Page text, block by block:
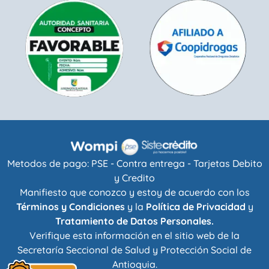
Metodos de pago: PSE - Contra entrega - Tarjetas Debito
y Credito
Manifiesto que conozco y estoy de acuerdo con los
Términos y Condicionesy la Política de Privacidad y
Tratamiento de Datos Personales.
Verifique esta información en el sitio web de la
Secretaría Seccional de Salud y Protección Social de
Antioquia.